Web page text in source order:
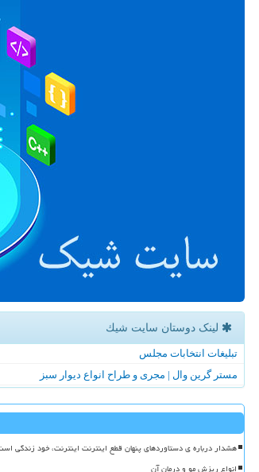
لینک دوستان سایت شیك
تبلیغات انتخابات مجلس
مستر گرین وال | مجری و طراح انواع دیوار سبز
هشدار درباره ی دستاوردهای پنهان قطع اینترنت اینترنت، خود زندگی